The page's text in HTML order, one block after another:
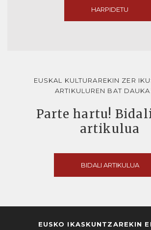
HARPIDETU
EUSKAL KULTURAREKIN ZER
ARTIKULUREN BAT
Parte hartu!
artikulua
BIDALI ARTIKULUA
EUSKO IKASKUNTZAREKIN